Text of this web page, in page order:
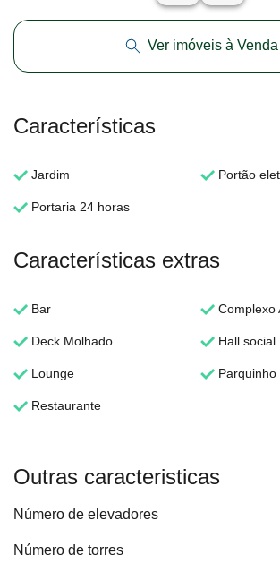
Ver imóveis à Venda
Características
Jardim Portão
Portaria 24 horas
Características extras
Bar Complexo
Deck Molhado Hall social
Lounge Parquinho
Restaurante
Outras caracteristicas
Número de elevadores
Número de torres